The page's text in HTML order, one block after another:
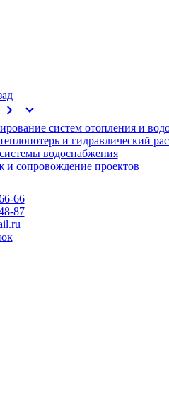
chevron_right expand_more
систем отопления и
и гидравлический
водоснабжения
и сопровождение проектов
66
87